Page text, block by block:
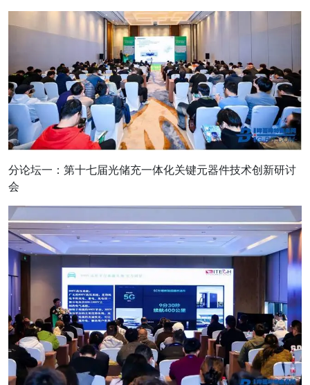
分论坛一：第十七届光储充一体化关键元器件技术创新研讨
会